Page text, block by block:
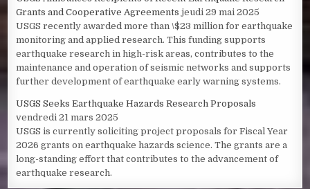
Grants and Cooperative Agreements jeudi 29 mai 2025
USGS recently awarded more than \$23 million for earthquake
monitoring and applied research. This funding supports
earthquake research in high-risk areas, contributes to the
maintenance and operation of seismic networks and supports
further development of earthquake early warning systems.
USGS Seeks Earthquake Hazards Research Proposals
vendredi 21 mars 2025
USGS is currently soliciting project proposals for Fiscal Year
2026 grants on earthquake hazards science. The grants are a
long-standing effort that contributes to the advancement of
earthquake research.